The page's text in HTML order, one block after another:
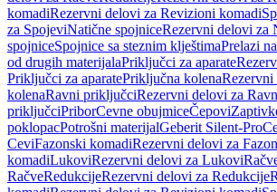
komadiRezervni delovi za Revizioni komadi
za SpojeviNatične spojniceRezervni delovi za
spojniceSpojnice sa steznim klještimaPrelazi
od drugih materijalaPriključci za aparate
Priključci za aparatePriključna kolenaRezervni
kolenaRavni priključciRezervni delovi za
priključciPriborCevne obujmiceČepovi
poklopacPotrošni materijalGeberit Silent-Pro
CeviFazonski komadiRezervni delovi za
komadiLukoviRezervni delovi za Lukovi
RačveRedukcijeRezervni delovi za Redukcije